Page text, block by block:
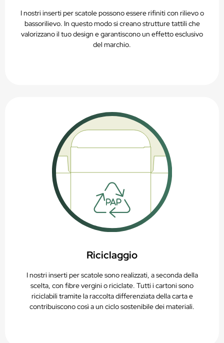
I nostri inserti per scatole possono essere rifiniti con rilievo o
bassorilievo. In questo modo si creano strutture tattili che
valorizzano il tuo design e garantiscono un effetto esclusivo
del marchio.
Riciclaggio
I nostri inserti per scatole sono realizzati, a seconda della
scelta, con fibre vergini o riciclate. Tutti i cartoni sono
riciclabili tramite la raccolta differenziata della carta e
contribuiscono così a un ciclo sostenibile dei materiali.